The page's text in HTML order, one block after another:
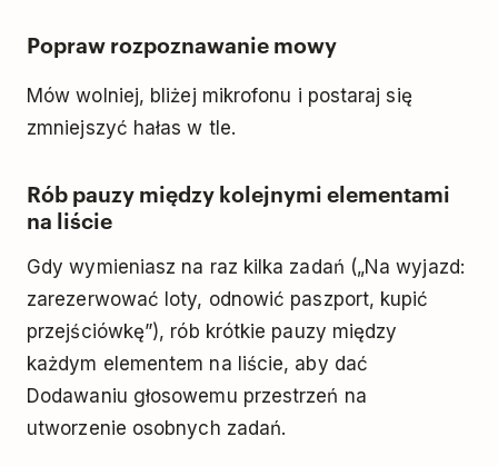
Popraw rozpoznawanie mowy
Mów wolniej, bliżej mikrofonu i postaraj się
zmniejszyć hałas w tle.
Rób pauzy między kolejnymi elementami
na liście
Gdy wymieniasz na raz kilka zadań („Na wyjazd:
zarezerwować loty, odnowić paszport, kupić
przejściówkę”), rób krótkie pauzy między
każdym elementem na liście, aby dać
Dodawaniu głosowemu przestrzeń na
utworzenie osobnych zadań.